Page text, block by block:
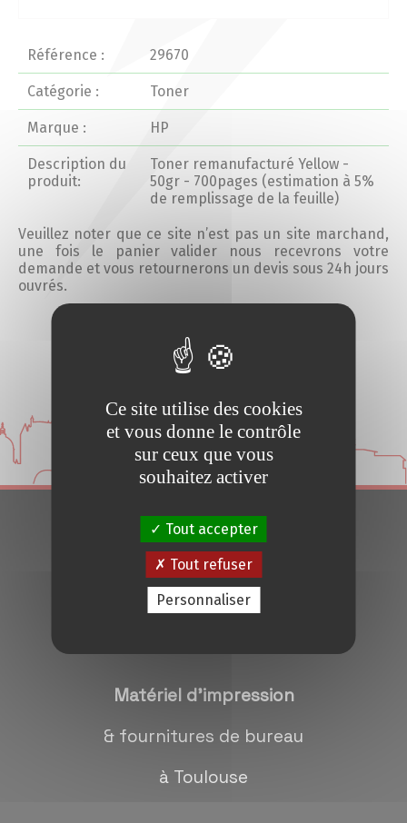
Professionnels
Particuliers
Catalogue
Analyse des besoins
Conseils et Astuces
Devis en 24H
Notre métier
Contact/magasins
Référence : 29670
Catégorie : Toner
Marque : HP
Description du
produit:
Toner remanufacturé Yellow -
50gr - 700pages (estimation à 5%
de remplissage de la feuille)
Veuillez noter que ce site n’est pas un site marchand,
une fois le panier valider nous recevrons votre
demande et vous retournerons un devis sous 24h jours
ouvrés.
Matériel d'impression
& fournitures de bureau
à Toulouse
Ce site utilise des cookies
et vous donne le contrôle
sur ceux que vous
souhaitez activer
Tout accepter
Tout refuser
Personnaliser